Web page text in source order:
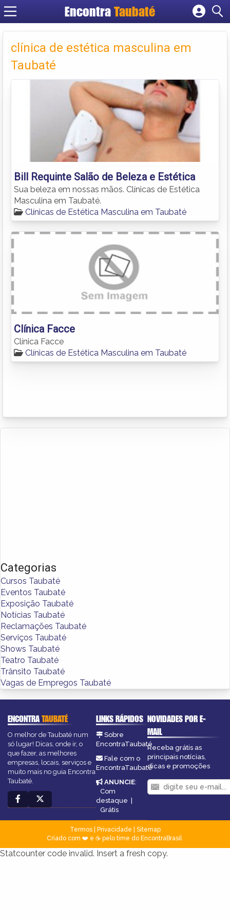
EncontraTaubaté
Cadastrar empresa
Criar conta
clínica de estética masculina em
Taubaté
Bill Requinte Salão de Beleza e Estética
Sua beleza em nossas mãos. Clínicas de Estética
Masculina em Taubaté.
Clínicas de Estética Masculina em Taubaté
Clínica Facce
Clínica Facce
Clínicas de Estética Masculina em Taubaté
Categorias
Cursos Taubaté
Eventos Taubaté
Exposição Taubaté
Notícias Taubaté
Reclamações Taubaté
Serviços Taubaté
Shows Taubaté
Teatro Taubaté
Trânsito Taubaté
Vagas de Empregos Taubaté
ENCONTRATAUBATÉ
O melhor de Taubaté num
só lugar! Dicas, onde ir, o
que fazer, as melhores
empresas, locais, serviços e
muito mais no guia Encontra
Taubaté.
LINKS RÁPIDOS
Sobre
EncontraTaubaté
Fale com o
EncontraTaubaté
ANUNCIE:
Com
destaque |
Grátis
NOVIDADES POR E-
MAIL
Receba grátis as
principais notícias,
dicas e promoções
Termos| Privacidade
Sitemap
Criado com ❤️ e ☕ pelo time do EncontraBrasil
Statcounter code invalid. Insert a fresh copy.